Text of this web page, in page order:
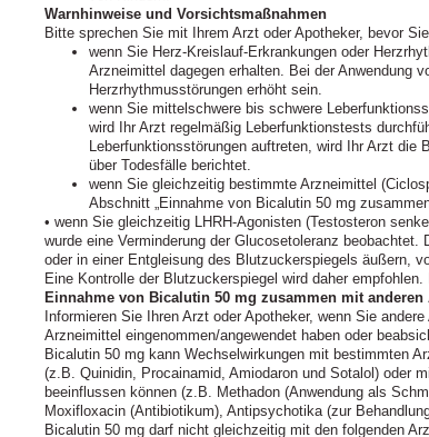
Warnhinweise und Vorsichtsmaßnahmen
Bitte sprechen Sie mit Ihrem Arzt oder Apotheker, bevor
wenn Sie Herz-Kreislauf-Erkrankungen oder
Arzneimittel dagegen erhalten. Bei der Anwendung
Herzrhythmusstörungen erhöht sein.
wenn Sie mittelschwere bis schwere
wird Ihr Arzt regelmäßig Leberfunktionstests
Leberfunktionsstörungen auftreten, wird Ihr Arzt
über Todesfälle berichtet.
wenn Sie gleichzeitig bestimmte Arzneimittel
Abschnitt „Einnahme von Bicalutin 50 mg
• wenn Sie gleichzeitig LHRH-Agonisten (Testosteron
wurde eine Verminderung der Glucosetoleranz
oder in einer Entgleisung des Blutzuckerspiegels äußern,
Eine Kontrolle der Blutzuckerspiegel wird daher
Einnahme von Bicalutin 50 mg zusammen mit
Informieren Sie Ihren Arzt oder Apotheker, wenn Sie
Arzneimittel eingenommen/angewendet haben oder
Bicalutin 50 mg kann Wechselwirkungen mit bestimmten
(z.B. Quinidin, Procainamid, Amiodaron und Sotalol) oder
beeinflussen können (z.B. Methadon (Anwendung als
Moxifloxacin (Antibiotikum), Antipsychotika (zur
Bicalutin 50 mg darf nicht gleichzeitig mit den folgenden